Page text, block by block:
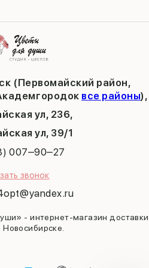
(Первомайский район,
все районы),
ул, 236,
ул, 39/1
007‒90‒27
звонок
- интернет-магазин доставки
Новосибирске.